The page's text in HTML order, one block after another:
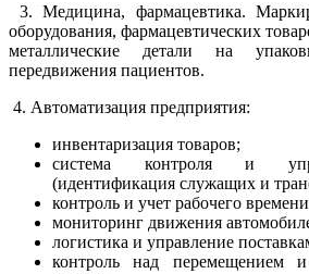
3. Медицина, фармацевтика.
оборудования, фармацевтических
металлические детали на
передвижения пациентов.
4. Автоматизация предприятия:
инвентаризация товаров;
система контроля и
(идентификация служащих и
контроль и учет рабочего
мониторинг движения
логистика и управление
контроль над перемещением